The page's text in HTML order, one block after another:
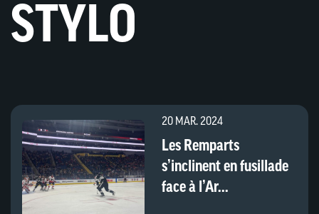
STYLO
20 MAR. 2024
Les Remparts
s’inclinent en fusillade
face à l’Ar...